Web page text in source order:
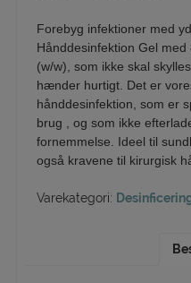
Forebyg infektioner med
Hånddesinfektion Gel
(w/w), som ikke skal
hænder hurtigt. Det er
hånddesinfektion, som er
brug , og som ikke
fornemmelse. Ideel til
også kravene til kirurgisk
Varekategori: